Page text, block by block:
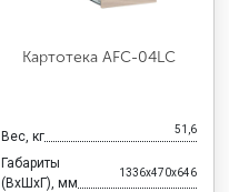
Картотека AFC-04LC
Вес, кг 51,6
Габариты
(ВхШхГ), мм
1336x470x646